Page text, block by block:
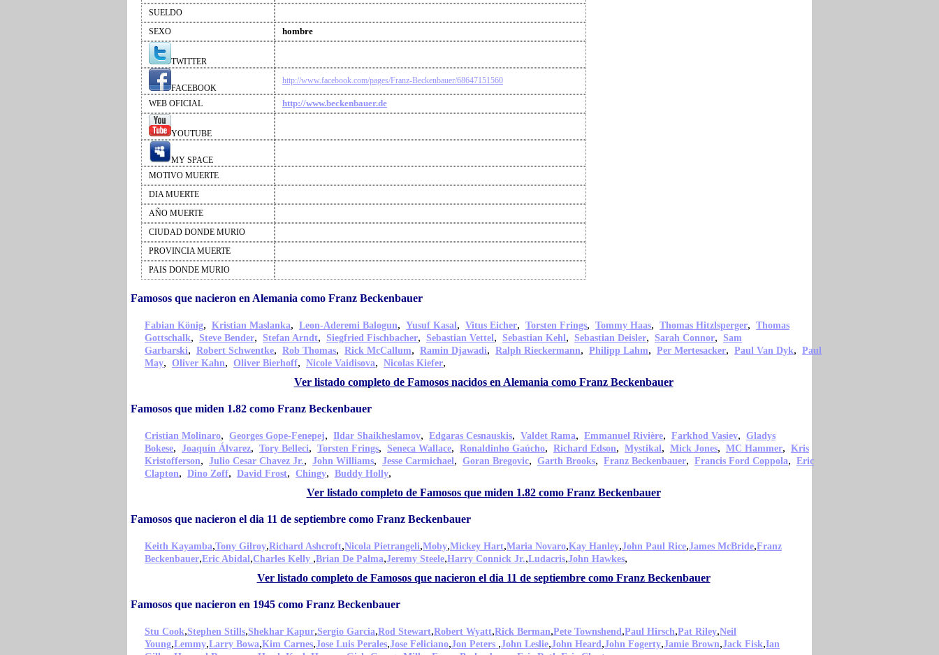
SUELDO
SEXO
hombre
TWITTER
FACEBOOK
http://www.facebook.com/pages/Franz-Beckenbauer/68647151560
WEB OFICIAL http://www.beckenbauer.de
YOUTUBE
MY SPACE
MOTIVO MUERTE
DIA MUERTE
AÑO MUERTE
CIUDAD DONDE MURIO
PROVINCIA MUERTE
PAIS DONDE MURIO
Famosos que nacieron en Alemania como Franz Beckenbauer
Fabian König, Kristian Maslanka, Leon-Aderemi Balogun, Yusuf Kasal, Vitus Eicher, Torsten Frings, Tommy Haas, Thomas Hitzlsperger, Thomas
Gottschalk, Steve Bender, Stefan Arndt, Siegfried Fischbacher, Sebastian Vettel, Sebastian Kehl, Sebastian Deisler, Sarah Connor, Sam
Garbarski, Robert Schwentke, Rob Thomas, Rick McCallum, Ramin Djawadi, Ralph Rieckermann, Philipp Lahm, Per Mertesacker, Paul Van Dyk, Paul
May, Oliver Kahn, Oliver Bierhoff, Nicole Vaidisova, Nicolas Kiefer,
Ver listado completo de Famosos nacidos en Alemania como Franz Beckenbauer
Famosos que miden 1.82 como Franz Beckenbauer
Cristian Molinaro, Georges Gope-Fenepej, Ildar Shaikheslamov, Edgaras Cesnauskis, Valdet Rama, Emmanuel Rivière, Farkhod Vasiev, Gladys
Bokese, Joaquín Álvarez, Tory Belleci, Torsten Frings, Seneca Wallace, Ronaldinho Gaúcho, Richard Edson, Mystikal, Mick Jones, MC Hammer, Kris
Kristofferson, Julio Cesar Chavez Jr., John Williams, Jesse Carmichael, Goran Bregovic, Garth Brooks, Franz Beckenbauer, Francis Ford Coppola, Eric
Clapton, Dino Zoff, David Frost, Chingy, Buddy Holly,
Ver listado completo de Famosos que miden 1.82 como Franz Beckenbauer
Famosos que nacieron el dia 11 de septiembre como Franz Beckenbauer
Keith Kayamba,Tony Gilroy,Richard Ashcroft,Nicola Pietrangeli,Moby,Mickey Hart,Maria Novaro,Kay Hanley,John Paul Rice,James McBride,Franz
Beckenbauer,Eric Abidal,Charles Kelly ,Brian De Palma,Jeremy Steele,Harry Connick Jr.,Ludacris,John Hawkes,
Ver listado completo de Famosos que nacieron el dia 11 de septiembre como Franz Beckenbauer
Famosos que nacieron en 1945 como Franz Beckenbauer
Stu Cook,Stephen Stills,Shekhar Kapur,Sergio Garcia,Rod Stewart,Robert Wyatt,Rick Berman,Pete Townshend,Paul Hirsch,Pat Riley,Neil
Young,Lemmy,Larry Bowa,Kim Carnes,Jose Luis Perales,Jose Feliciano,Jon Peters ,John Leslie,John Heard,John Fogerty,Jamie Brown,Jack Fisk,Ian